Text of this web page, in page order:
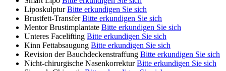
Liposkulptur Bitte erkundigen Sie sich
Brustfett-Transfer Bitte erkundigen Sie sich
Mentor Brustimplantate Bitte erkundigen Sie sich
Unteres Facelifting Bitte erkundigen Sie sich
Kinn Fettabsaugung Bitte erkundigen Sie sich
Revision der Bauchdeckenstraffung Bitte erkundigen Sie sich
Nicht-chirurgische Nasenkorrektur Bitte erkundigen Sie sich